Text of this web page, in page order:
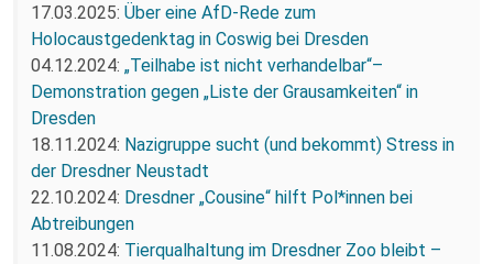
17.03.2025: Über eine AfD-Rede zum
Holocaustgedenktag in Coswig bei Dresden
04.12.2024: „Teilhabe ist nicht verhandelbar“–
Demonstration gegen „Liste der Grausamkeiten“ in
Dresden
18.11.2024: Nazigruppe sucht (und bekommt) Stress in
der Dresdner Neustadt
22.10.2024: Dresdner „Cousine“ hilft Pol*innen bei
Abtreibungen
11.08.2024: Tierqualhaltung im Dresdner Zoo bleibt –